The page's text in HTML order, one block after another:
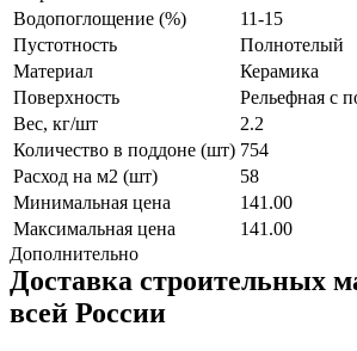
Водопоглощение (%)
11-15
Пустотность
Полнотелый
Материал
Керамика
Поверхность
Рельефная с
Вес, кг/шт
2.2
Количество в поддоне (шт) 754
Расход на м2 (шт)
58
Минимальная цена
141.00
Максимальная цена
141.00
Дополнительно
Доставка строительных
всей России